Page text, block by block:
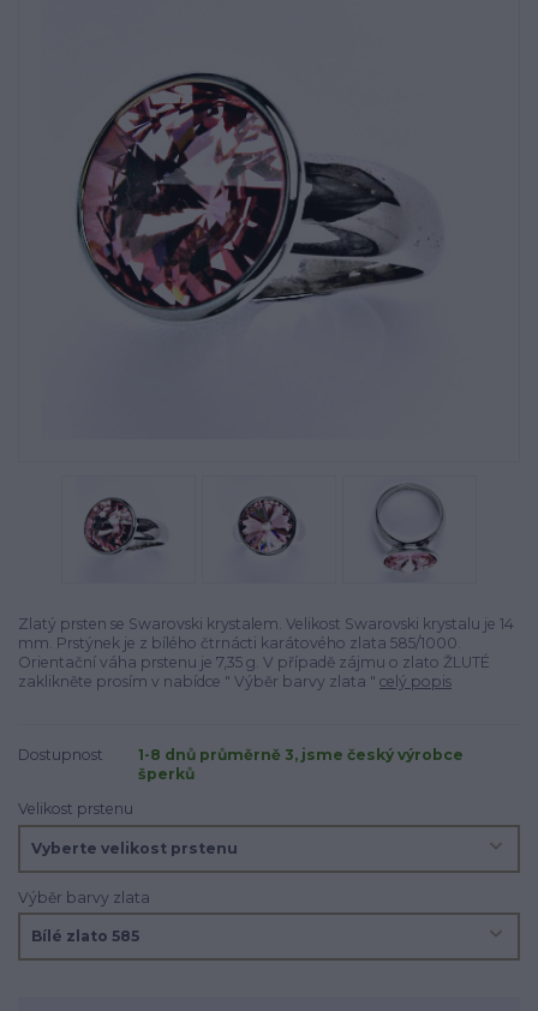
Zlatý prsten se Swarovski krystalem. Velikost Swarovski krystalu je 14
mm. Prstýnek je z bílého čtrnácti karátového zlata 585/1000.
Orientační váha prstenu je 7,35 g. V případě zájmu o zlato ŽLUTÉ
zaklikněte prosím v nabídce " Výběr barvy zlata " celý popis
Dostupnost
1-8 dnů průměrně 3, jsme český výrobce
šperků
Velikost prstenu
Výběr barvy zlata